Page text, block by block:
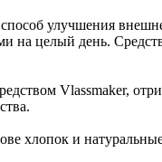
улучшения
целый день.
Vlassmaker,
хлопок и